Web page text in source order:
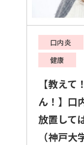
口内炎
健康
【教え
ん！】口
放置して
（神戸大